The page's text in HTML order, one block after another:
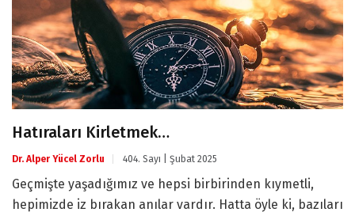
Hatıraları Kirletmek…
Dr. Alper Yücel Zorlu 404. Sayı | Şubat 2025
Geçmişte yaşadığımız ve hepsi birbirinden kıymetli,
hepimizde iz bırakan anılar vardır. Hatta öyle ki, bazıları